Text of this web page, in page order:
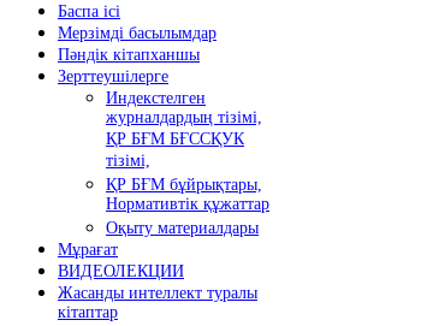
Баспа ісі
Мерзімді басылымдар
Пәндік кітапханшы
Зерттеушілерге
Индекстелген
журналдардың тізімі,
ҚР БҒМ БҒССҚУК
тізімі,
ҚР БҒМ бұйрықтары,
Нормативтік құжаттар
Оқыту материалдары
Мұрағат
ВИДЕОЛЕКЦИИ
Жасанды интеллект туралы
кітаптар